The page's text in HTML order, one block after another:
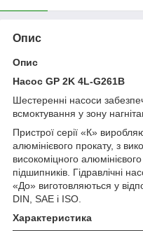
Опис
Опис
Насос GP 2K 4L-G261B
Шестеренні насоси
всмоктування у зону
Пристрої серії «К»
алюмінієвого прокату, з
високоміцного
підшипників. Гідравлічні
«До» виготовляються у
DIN, SAE і ISO.
Характеристика